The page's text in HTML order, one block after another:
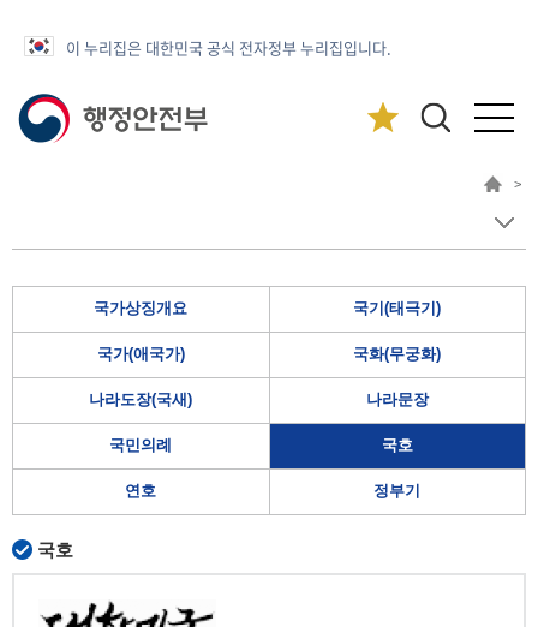
이 누리집은 대한민국 공식 전자정부 누리집입니다.
>
국가상징개요 국기(태극기)
국가(애국가) 국화(무궁화)
나라도장(국새) 나라문장
국민의례 국호
연호 정부기
국호